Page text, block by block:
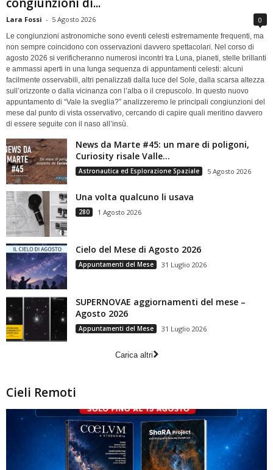
Lara Fossi - 5 Agosto 2026 0
Le congiunzioni astronomiche sono eventi celesti estremamente frequenti, ma
non sempre coincidono con osservazioni davvero spettacolari. Nel corso di
agosto 2026 si verificheranno numerosi incontri tra Luna, pianeti, stelle brillanti
e ammassi aperti in una lunga sequenza di appuntamenti celesti: alcuni
facilmente osservabili, altri penalizzati dalla luce del Sole, dalla scarsa altezza
sull’orizzonte o dalla vicinanza con l’alba o il crepuscolo. In questo nuovo
appuntamento di “Vale la sveglia?” analizzeremo le principali congiunzioni del
mese dal punto di vista osservativo, cercando di capire quali meritino davvero
di essere seguite con il naso all’insù.
News da Marte #45: un mare di poligoni,
Curiosity risale Valle...
Astronautica ed Esplorazione Spaziale 5 Agosto 2026
Una volta qualcuno li usava
280 1 Agosto 2026
Cielo del Mese di Agosto 2026
Appuntamenti del Mese 31 Luglio 2026
SUPERNOVAE aggiornamenti del mese –
Agosto 2026
Appuntamenti del Mese 31 Luglio 2026
Carica altri
Cieli Remoti